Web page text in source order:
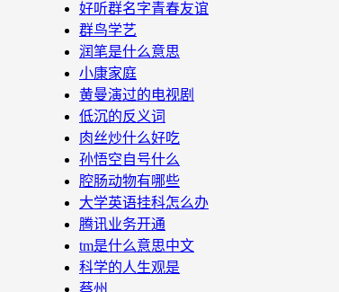
好听群名字青春友谊
群鸟学艺
润笔是什么意思
小康家庭
黄曼演过的电视剧
低沉的反义词
肉丝炒什么好吃
孙悟空自号什么
腔肠动物有哪些
大学英语挂科怎么办
腾讯业务开通
tm是什么意思中文
科学的人生观是
蔡州